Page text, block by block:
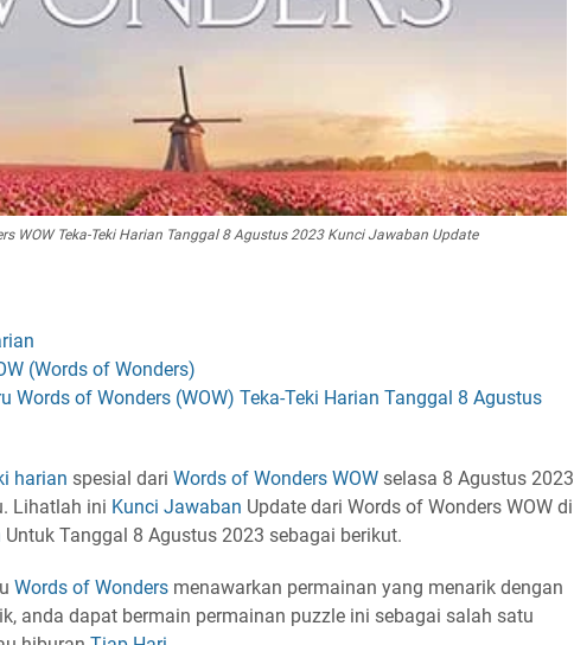
WOW Teka-Teki Harian Tanggal 8 Agustus 2023 Kunci Jawaban Update
(Words of Wonders)
Words of Wonders (WOW) Teka-Teki Harian Tanggal 8 Agustus
harian spesial dari Words of Wonders WOW selasa 8 Agustus 2023
Lihatlah ini Kunci Jawaban Update dari Words of Wonders WOW di
Untuk Tanggal 8 Agustus 2023 sebagai berikut.
Words of Wonders menawarkan permainan yang menarik dengan
anda dapat bermain permainan puzzle ini sebagai salah satu